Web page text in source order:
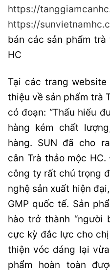
https://
https://
bán các sản phẩm
HC
Tại các trang
thiệu về sản phẩm trà
có đoạn: “Thấu hiểu
hàng kém chất
hàng. SUN đã cho
cân Trà thảo mộc
công ty rất chú trọng
nghệ sản xuất hiện
GMP quốc tế. Sản
hào trở thành “người
cực kỳ đắc lực cho
thiện vóc dáng lại
phẩm hoàn toàn